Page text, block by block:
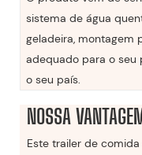
sistema de água
geladeira, montagem
adequado para o seu
o seu país.
NOSSA
Este trailer de